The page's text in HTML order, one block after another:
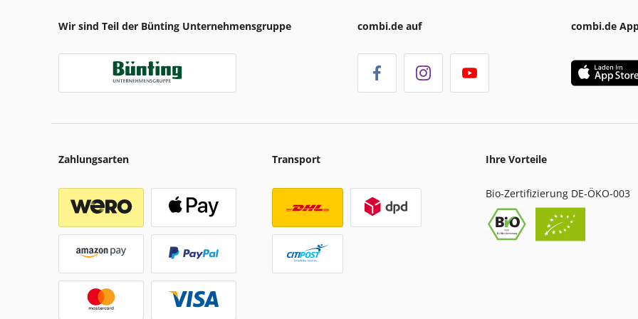
Wir sind Teil der Bünting Unternehmensgruppe combi.de auf combi.de
Zahlungsarten Transport Ihre Vorteile
Bio-Zertifizierung DE-ÖKO-003